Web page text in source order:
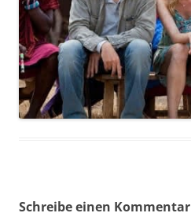
Schreibe einen Kommentar